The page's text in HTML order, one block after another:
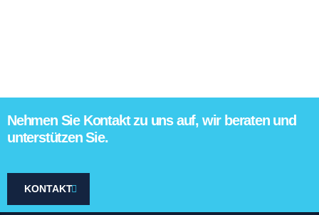
Nehmen Sie Kontakt zu uns auf, wir beraten und
unterstützen Sie.
KONTAKT